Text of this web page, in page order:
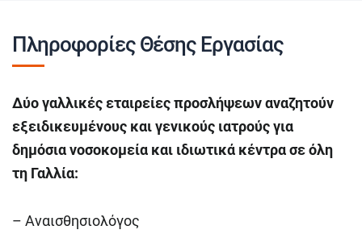
Πληροφορίες Θέσης Εργασίας
Δύο γαλλικές εταιρείες προσλήψεων αναζητούν
εξειδικευμένους και γενικούς ιατρούς για
δημόσια νοσοκομεία και ιδιωτικά κέντρα σε όλη
τη Γαλλία:
– Αναισθησιολόγος